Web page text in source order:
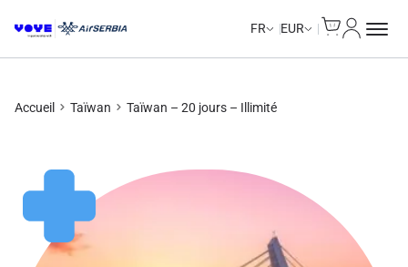
FR EUR
Accueil Taïwan Taïwan – 20 jours – Illimité